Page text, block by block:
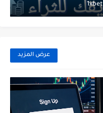
1xbet
عرض المزيد